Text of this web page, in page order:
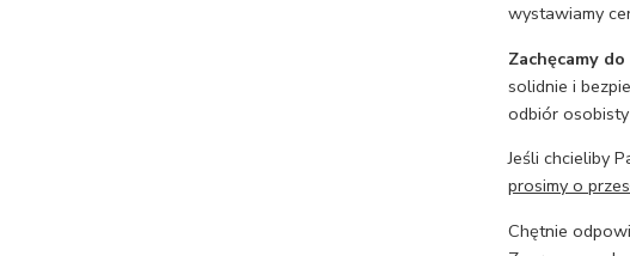
wystawiamy
Zachęcamy
solidnie i
odbiór
Jeśli chcieliby
prosimy o
Chętnie